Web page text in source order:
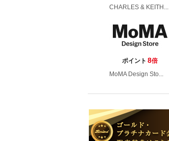
CHARLES & KEITH...
ポイント 8倍
MoMA Design Sto...